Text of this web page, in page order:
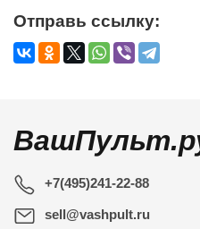
Отправь ссылку:
+7(495)241-22-88
sell@vashpult.ru